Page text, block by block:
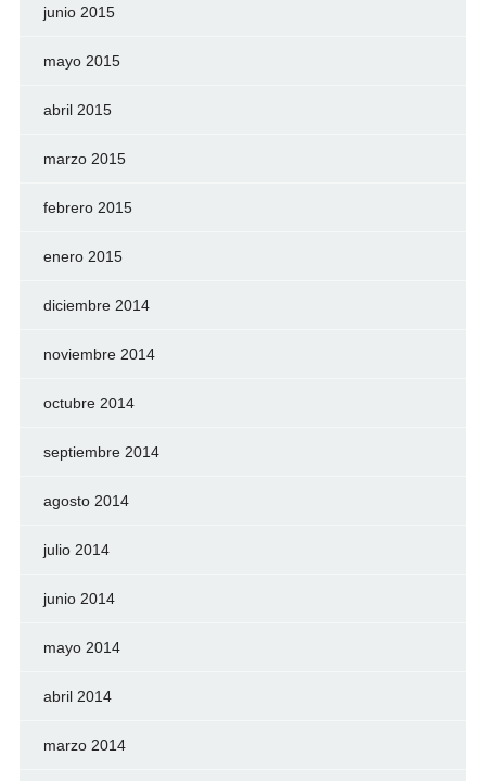
junio 2015
mayo 2015
abril 2015
marzo 2015
febrero 2015
enero 2015
diciembre 2014
noviembre 2014
octubre 2014
septiembre 2014
agosto 2014
julio 2014
junio 2014
mayo 2014
abril 2014
marzo 2014